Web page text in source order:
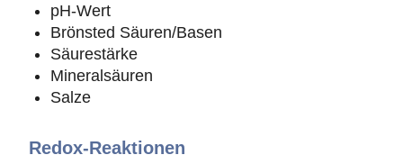
pH-Wert
Brönsted Säuren/Basen
Säurestärke
Mineralsäuren
Salze
Redox-Reaktionen